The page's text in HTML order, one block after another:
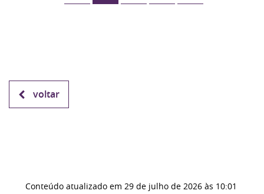
voltar
Conteúdo atualizado em 29 de julho de 2026 às 10:01